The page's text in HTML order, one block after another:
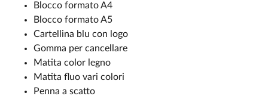
Blocco formato A4
Blocco formato A5
Cartellina blu con logo
Gomma per cancellare
Matita color legno
Matita fluo vari colori
Penna a scatto